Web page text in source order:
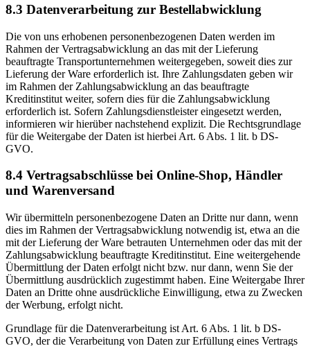
8.3 Datenverarbeitung zur Bestellabwicklung
Die von uns erhobenen personenbezogenen Daten werden im
Rahmen der Vertragsabwicklung an das mit der Lieferung
beauftragte Transportunternehmen weitergegeben, soweit dies zur
Lieferung der Ware erforderlich ist. Ihre Zahlungsdaten geben wir
im Rahmen der Zahlungsabwicklung an das beauftragte
Kreditinstitut weiter, sofern dies für die Zahlungsabwicklung
erforderlich ist. Sofern Zahlungsdienstleister eingesetzt werden,
informieren wir hierüber nachstehend explizit. Die Rechtsgrundlage
für die Weitergabe der Daten ist hierbei Art. 6 Abs. 1 lit. b DS-
GVO.
8.4 Vertragsabschlüsse bei Online-Shop, Händler
und Warenversand
Wir übermitteln personenbezogene Daten an Dritte nur dann, wenn
dies im Rahmen der Vertragsabwicklung notwendig ist, etwa an die
mit der Lieferung der Ware betrauten Unternehmen oder das mit der
Zahlungsabwicklung beauftragte Kreditinstitut. Eine weitergehende
Übermittlung der Daten erfolgt nicht bzw. nur dann, wenn Sie der
Übermittlung ausdrücklich zugestimmt haben. Eine Weitergabe Ihrer
Daten an Dritte ohne ausdrückliche Einwilligung, etwa zu Zwecken
der Werbung, erfolgt nicht.
Grundlage für die Datenverarbeitung ist Art. 6 Abs. 1 lit. b DS-
GVO, der die Verarbeitung von Daten zur Erfüllung eines Vertrags